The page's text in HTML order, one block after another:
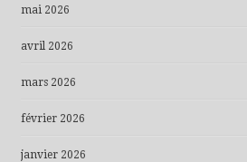
mai 2026
avril 2026
mars 2026
février 2026
janvier 2026